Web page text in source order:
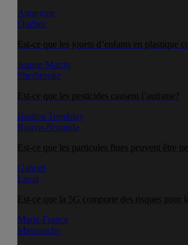
Anonyme
Québec
Est-ce que les jouets d’enfants en plastique
Jeanne Martin
Sherbrooke
Est-ce que les pesticides causent l’autisme?
Bastien Tremblay
Rouyn-Noranda
Est-ce que les particules fines peuvent être
Gabriel
Laval
Est-ce que la 5G comporte des risques pour
Marie-France
Mascouche